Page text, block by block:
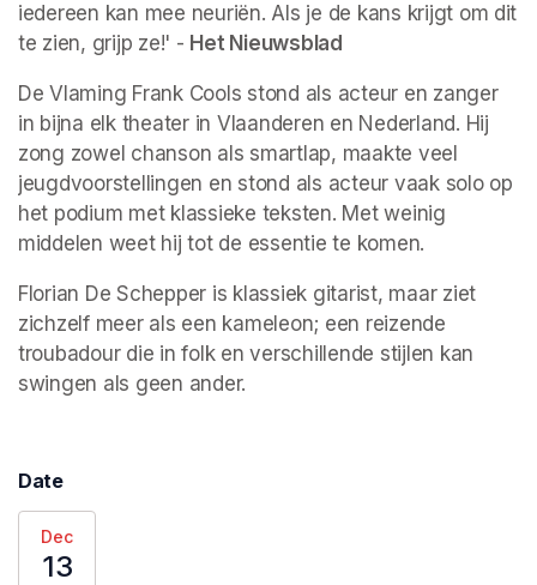
iedereen kan mee neuriën. Als je de kans krijgt om dit
te zien, grijp ze!' - Het Nieuwsblad
De Vlaming Frank Cools stond als acteur en zanger
in bijna elk theater in Vlaanderen en Nederland. Hij
zong zowel chanson als smartlap, maakte veel
jeugdvoorstellingen en stond als acteur vaak solo op
het podium met klassieke teksten. Met weinig
middelen weet hij tot de essentie te komen.
Florian De Schepper is klassiek gitarist, maar ziet
zichzelf meer als een kameleon; een reizende
troubadour die in folk en verschillende stijlen kan
swingen als geen ander.
Date
Dec
13